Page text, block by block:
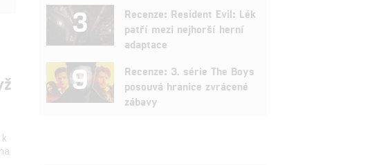
3
Recenze: Resident Evil: Lék
patří mezi nejhorší herní
adaptace
9
Recenze: 3. série The Boys
posouvá hranice zvrácené
zábavy